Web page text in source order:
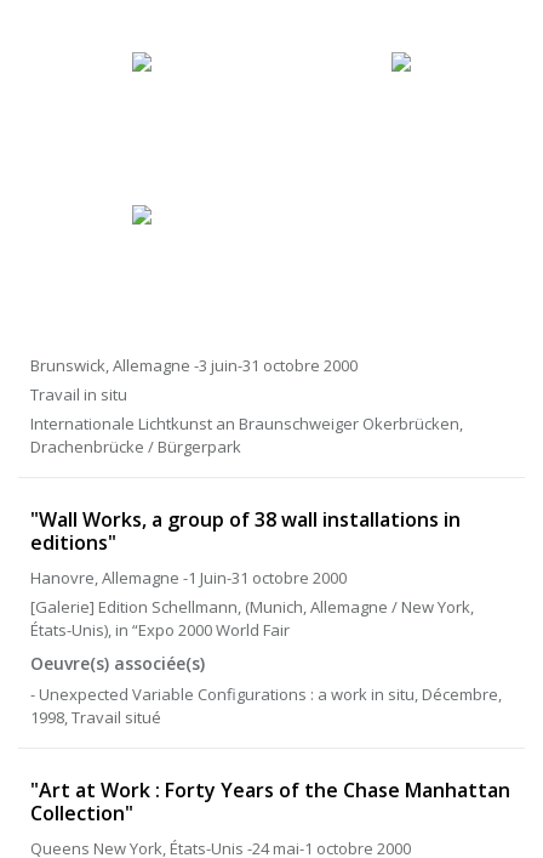
Brunswick, Allemagne -3 juin-31 octobre 2000
Travail in situ
Internationale Lichtkunst an Braunschweiger Okerbrücken,
Drachenbrücke / Bürgerpark
"Wall Works, a group of 38 wall installations in
editions"
Hanovre, Allemagne -1 Juin-31 octobre 2000
[Galerie] Edition Schellmann, (Munich, Allemagne / New York,
États-Unis), in “Expo 2000 World Fair
Oeuvre(s) associée(s)
- Unexpected Variable Configurations : a work in situ, Décembre,
1998, Travail situé
"Art at Work : Forty Years of the Chase Manhattan
Collection"
Queens New York, États-Unis -24 mai-1 octobre 2000